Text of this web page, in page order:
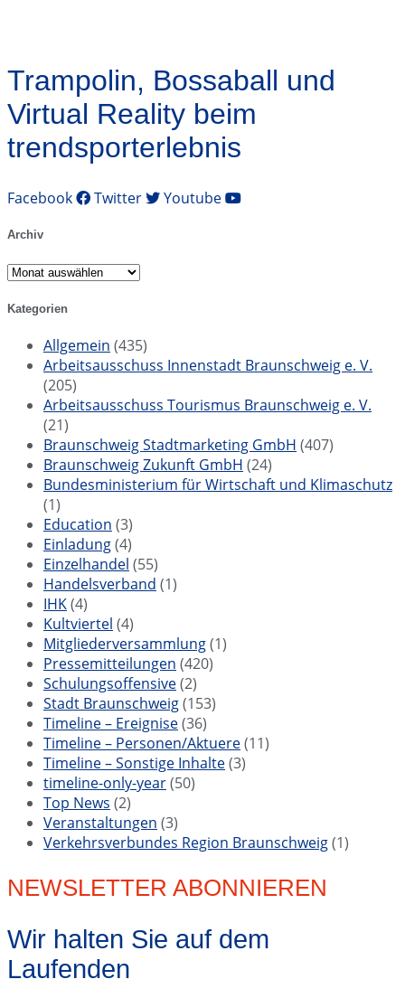
Trampolin, Bossaball und
Virtual Reality beim
trendsporterlebnis
Facebook Twitter Youtube
Archiv
Archiv
Kategorien
Allgemein (435)
Arbeitsausschuss Innenstadt Braunschweig e. V.
(205)
Arbeitsausschuss Tourismus Braunschweig e. V.
(21)
Braunschweig Stadtmarketing GmbH (407)
Braunschweig Zukunft GmbH (24)
Bundesministerium für Wirtschaft und Klimaschutz
(1)
Education (3)
Einladung(4)
Einzelhandel (55)
Handelsverband (1)
IHK(4)
Kultviertel (4)
Mitgliederversammlung(1)
Pressemitteilungen (420)
Schulungsoffensive(2)
Stadt Braunschweig(153)
Timeline – Ereignise(36)
Timeline – Personen/Aktuere(11)
Timeline – Sonstige Inhalte(3)
timeline-only-year(50)
Top News (2)
Veranstaltungen (3)
Verkehrsverbundes Region Braunschweig(1)
NEWSLETTER ABONNIEREN
Wir halten Sie auf dem
Laufenden